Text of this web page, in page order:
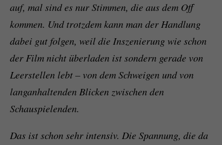
auf, mal sind es nur Stimmen, die aus dem Off
kommen. Und trotzdem kann man der Handlung
dabei gut folgen, weil die Inszenierung wie schon
der Film nicht überladen ist sondern gerade von
Leerstellen lebt – von dem Schweigen und von
langanhaltenden Blicken zwischen den
Schauspielenden.
Das ist schon sehr intensiv. Die Spannung, die da